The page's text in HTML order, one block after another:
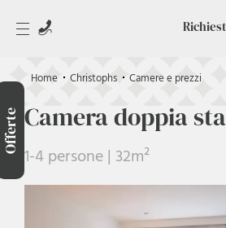
Offerte
Home Christophs Camere e prezzi
Camera doppia
1-4 persone | 32m²